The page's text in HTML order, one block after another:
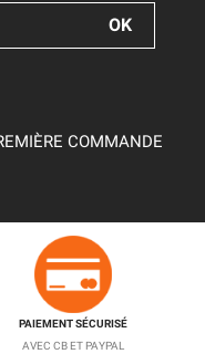
COMMANDE
PAIEMENT SÉCURISÉ
AVEC CB ET PAYPAL